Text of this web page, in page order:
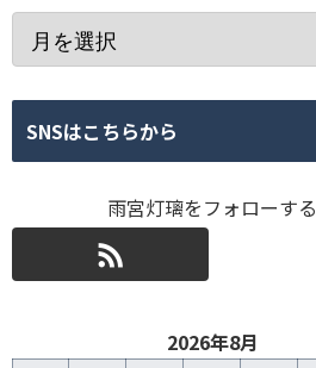
SNSはこちらから
雨宮灯璃をフォローする
2026年8月